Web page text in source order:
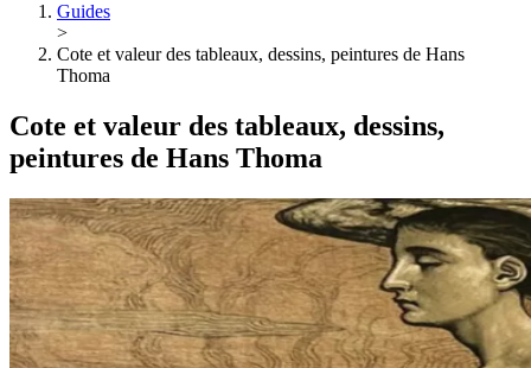
Guides
>
Cote et valeur des tableaux, dessins, peintures de Hans
Thoma
Cote et valeur des tableaux, dessins,
peintures de Hans Thoma